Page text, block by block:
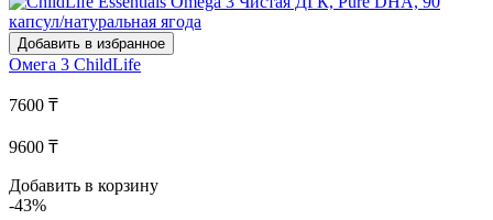
Добавить в избранное
Омега 3 ChildLife
7600 ₸
9600 ₸
Добавить в корзину
-43%